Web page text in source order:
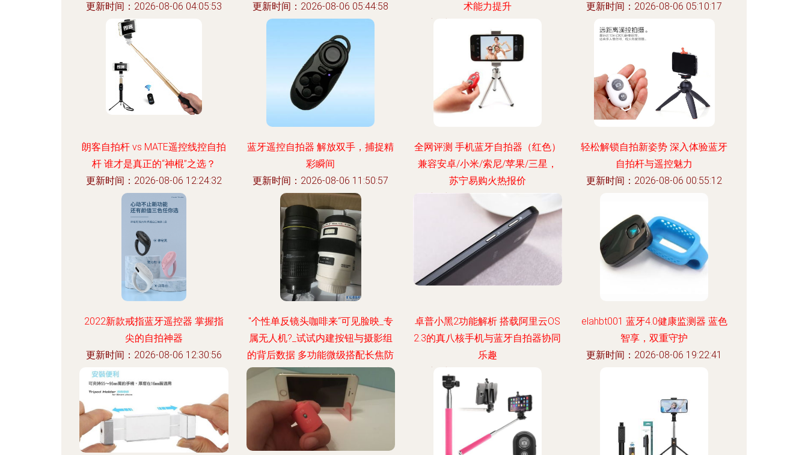
更新时间：2026-08-06 04:05:53
更新时间：2026-08-06 05:44:58
术能力提升
更新时间：2026-08-06 05:10:17
朗客自拍杆 vs MATE遥控线控自拍
杆 谁才是真正的“神棍”之选？
更新时间：2026-08-06 12:24:32
蓝牙遥控自拍器 解放双手，捕捉精
彩瞬间
更新时间：2026-08-06 11:50:57
全网评测 手机蓝牙自拍器（红色）
兼容安卓/小米/索尼/苹果/三星，
苏宁易购火热报价
更新时间：2026-08-06 22:00:18
轻松解锁自拍新姿势 深入体验蓝牙
自拍杆与遥控魅力
更新时间：2026-08-06 00:55:12
2022新款戒指蓝牙遥控器 掌握指
尖的自拍神器
更新时间：2026-08-06 12:30:56
"个性单反镜头咖啡来“可见脸映_专
属无人机?_试试内建按钮与摄影组
的背后数据 多功能微级搭配长焦防
摇晃特效看相机自组的行动表
现，”合中谈简洁说明隐藏好用之法
\n",全文同时解释手机的微小附件往
往与美学接演新一派成果 : 无线遥
控摄影眼镜的远程力量让自成一角
卓普小黑2功能解析 搭载阿里云OS
2.3的真八核手机与蓝牙自拍器协同
乐趣
更新时间：2026-08-06 10:10:12
elahbt001 蓝牙4.0健康监测器 蓝色
智享，双重守护
更新时间：2026-08-06 19:22:41